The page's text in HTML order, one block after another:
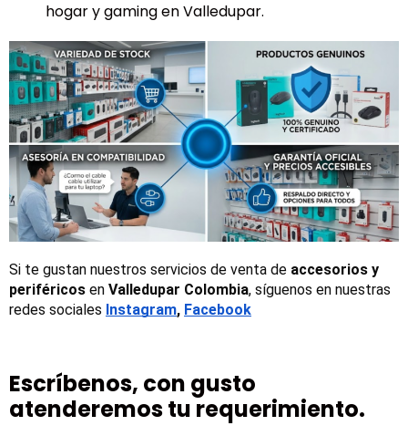
hogar y gaming en Valledupar.
Si te gustan nuestros servicios de venta de accesorios y
periféricos en Valledupar Colombia, síguenos en nuestras
redes sociales Instagram, Facebook
Escríbenos, con gusto
atenderemos tu requerimiento.